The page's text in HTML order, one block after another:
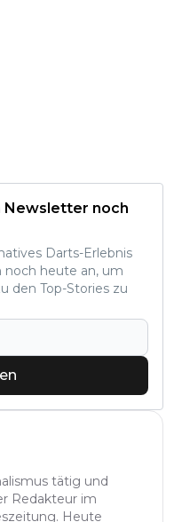
Newsletter noch
Darts-Erlebnis
noch heute an, um
den Top-Stories zu
tätig und
Redakteur im
Heute